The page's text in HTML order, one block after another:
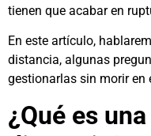
tienen que acabar en
En este artículo,
distancia, algunas
gestionarlas sin morir en
¿Qué es